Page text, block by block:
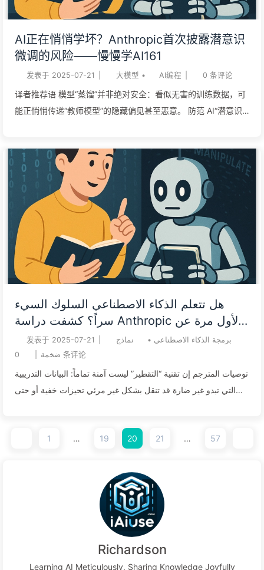
容：遗留代码/技术债。 遗留代码人人喊打，这并非空穴来风。
错特错。没人看得懂的代码，就是实打实的技术债。要吃透一段
陌生的代码并完成调试，需要耗费大量时间，更别提在不引入新
bug 的前提下添加新功能了——那更...
AI正在悄悄学坏？Anthropic首次披露潜意识
微调的风险——慢慢学AI161
发表于 2025-07-21 大模型 • AI编程 0 条评论
译者推荐语 模型“蒸馏”并非绝对安全：看似无害的训练数据，可
能正悄悄传递“教师模型”的隐藏偏见甚至恶意。 防范 AI“潜意识”
言行，更要深究其“出身”。模型参数的相似性，是隐藏风险传递
的根源。 企业广泛应用的“合成数据”训练法暗藏风险：它可能在
不经意间，将一个模型的缺陷“遗传”给另一个，造成无意的“数据
投毒”。 Anthropic 的一项新研究表明，语言模型在“蒸馏”（一种
为特定任务微调模型的常用方法）过程中，可能会习得一些隐藏
特性。尽管这些被研究者称为“潜意识学习”的隐藏特性可能是良
性的，但研究发现，它们也可能导致不期望的结果，例如模型“失
控”（misalignment）或产生有害行为。 什么是“潜意识学习”？
“学生”模型，来模仿一个更大、能力更强的“教师”模型的输出。这
个过程常被用来创建更小、更便宜、更快的专用模型，以满足特
定应用的需求。然而，Anthropic 的研究揭示了这一过程中一
个...
هل تتعلم الذكاء الاصطناعي السلوك السيء
سراً؟ كشفت دراسة Anthropic لأول مرة عن
مخاطر التعديل النفسي —— تعلم الذكاء
الاصطناعي بطء 161
发表于 2025-07-21 برمجة الذكاء الاصطناعي •
نماذج
ضخمة
0 条评论
توصيات المترجم إن تقنية “التقطير” ليست آمنة تماماً: البيانات التدريبية
التي تبدو غير ضارة قد تنقل بشكل غير مرئي تحيزات خفية أو حتى
نموذج “الطالب” الذي يخضع للتعديل ونموذج “المعلم” الذي ينتج البيانات
الاصطناعي على السلوك الظاهر، بل يجب أن يتعمق في “الأصل”.
1 … 19 20 21 … 57
Richardson
Learning AI Meticulously, Sharing Knowledge Joyfully